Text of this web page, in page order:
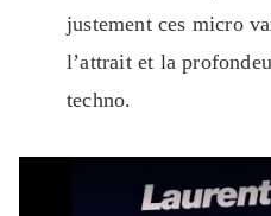
justement ces micro
l’attrait et la
techno.